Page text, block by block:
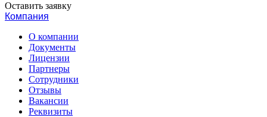
Оставить заявку
Компания
О компании
Документы
Лицензии
Партнеры
Сотрудники
Отзывы
Вакансии
Реквизиты